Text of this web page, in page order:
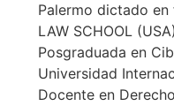
Palermo dictado
LAW SCHOOL
Posgraduada en
Universidad
Docente en